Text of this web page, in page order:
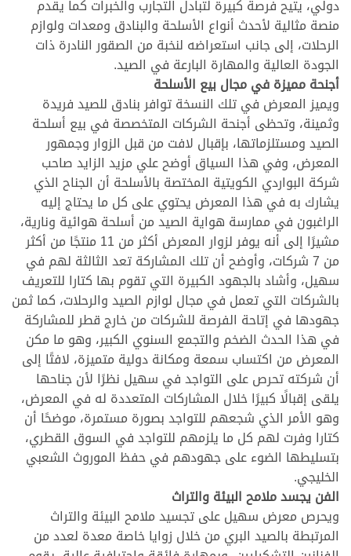
دولي، يتيح فرصة كبيرة لتبادل التجارب والخبرات كما يقدم
منصة مثالية لأحدث أنواع الأسلحة والبنادق ومعدات ولوازم
الرحلات، إلى جانب استعراضه لنخبة من الصقور النادرة ذات
الجودة العالية والمهارة البارعة في الصيد.
أجنحة مميزة في مجال بيع الأسلحة
ويميز المعرض في تلك النسخة توافر بنادق للصيد فريدة
وثمينة، وتحظى أجنحة الشركات المتخصصة في بيع أسلحة
الصيد ومستلزماتها، بإقبال لافت من قبل الزوار وجمهور
المعرض، وفي هذا السياق أوضح علي مزيد الزايد صاحب
شركة البواردي الكويتية المختصة بالأسلحة أن الجناح الذي
يشارك به في هذا المعرض يحتوي على كل ما يحتاج إليه
الراغبون في ممارسة هواية الصيد من أسلحة هوائية ونارية،
مشيرًا إلى أنه يوفر لزوار المعرض أكثر من 11 منتجًا من أكثر
من 7 شركات، وأوضح أن تلك المشاركة تعد الثالثة لهم في
سهيل، وأشاد بالجهود الكبيرة التي تقوم بها كتارا للتعريف
بالشركات التي تعمل في مجال لوازم الصيد والرحلات، كما ثمن
جهودها في إتاحة الفرصة للشركات من خارج قطر للمشاركة
في هذا الحدث الضخم والتجمع السنوي الكبير، وهو ما مكن
المعرض من اكتساب سمعة ومكانة دولية متميزة، لافتًا إلى
أن شركته تحرص على التواجد في سهيل نظرًا لأن جناحها
يلقى إقبالًا كبيرًا خلال المشاركات المتعددة له في المعرض،
وهو الأمر الذي شجعهم للتواجد بصورة مستمرة، موضحًا أن
كتارا وفرت لهم كل ما يلزمهم للتواجد في السوق القطري،
بتسليطها الضوء على جهودهم في حفظ الموروث الشعبي
الخليجي.
الفن يجسد ملامح البيئة والتراث
ويحرص معرض سهيل على تجسيد ملامح البيئة والتراث
المرتبطة بالصيد البري من خلال زوايا خاصة معدة لعدد من